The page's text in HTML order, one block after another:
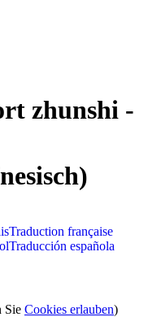
zhunshi -
Traduction française
Traducción española
Sie Cookies erlauben)